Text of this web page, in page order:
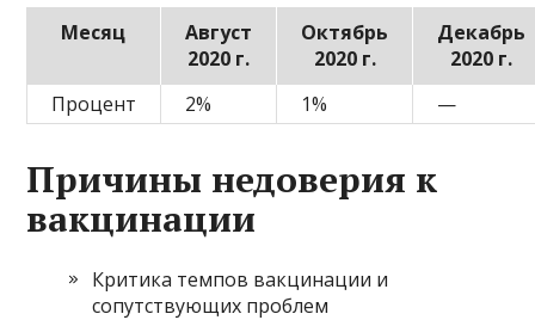
Месяц
Август
2020 г.
Октябрь
2020 г.
Декабрь
2020 г.
Процент
2% 1% —
Причины недоверия к
вакцинации
Критика темпов вакцинации и
сопутствующих проблем